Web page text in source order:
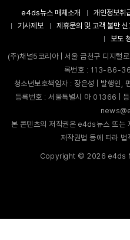
e4ds뉴스 매체소개 개인정보취
기사제보
제휴문의 및 고객 불만 신
보도
(주)채널5코리아 | 서울 금천구 디지털
록번호 : 113-86-
청소년보호책임자 : 장은성 | 발행
등록번호 : 서울특별시 아 01366 |
본 콘텐츠의 저작권은 e4ds뉴스 또는
저작권법 등에 따라 법
Copyright ©2026 e4ds